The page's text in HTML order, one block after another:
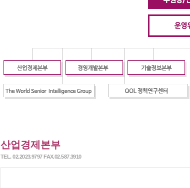
산업경제본부
TEL. 02.2023.9797 FAX.02.587.3910